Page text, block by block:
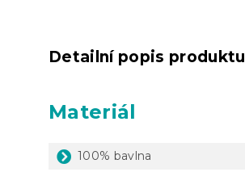
Detailní popis produktu
Materiál
100% bavlna